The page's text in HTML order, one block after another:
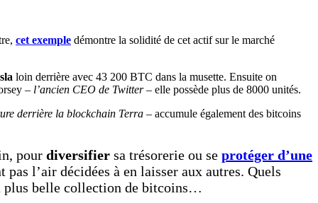
cet exemple démontre la solidité de cet actif sur le marché
loin derrière avec 43 200 BTC dans la musette. Ensuite on
– l’ancien CEO de Twitter– elle possède plus de 8000 unités.
derrière la blockchain Terra – accumule également des bitcoins
pour diversifier sa trésorerie ou se protéger d’une
l’air décidées à en laisser aux autres. Quels
plus belle collection de bitcoins…